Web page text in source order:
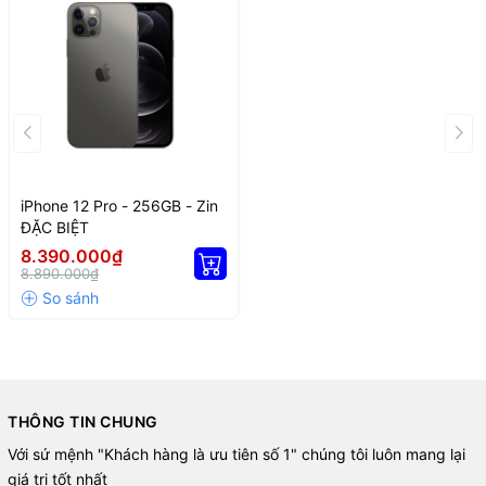
iPhone 12 Pro vẫn có phần khuyết tai thỏ khá lớn do chứa cụm
bi ảnh hưởng bởi tai thỏ.
iPhone 12 Pro - 256GB - Zin
ĐẶC BIỆT
8.390.000₫
8.890.000₫
THÔNG TIN CHUNG
Với sứ mệnh "Khách hàng là ưu tiên số 1" chúng tôi luôn mang lại
giá trị tốt nhất